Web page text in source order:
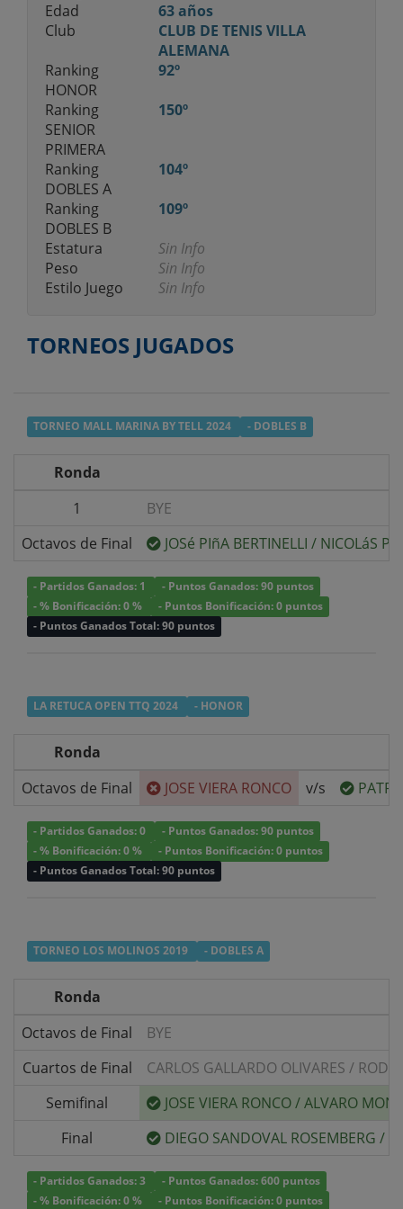
Edad
63 años
Club
CLUB DE TENIS VILLA
ALEMANA
Ranking
HONOR
92º
Ranking
SENIOR
PRIMERA
150º
Ranking
DOBLES A
104º
Ranking
DOBLES B
109º
Estatura
Sin Info
Peso
Sin Info
Estilo Juego
Sin Info
TORNEOS JUGADOS
TORNEO MALL MARINA BY TELL 2024 - DOBLES B
Ronda
1
BYE
Octavos de Final
JOSé PIñA BERTINELLI / NICOLáS
- Partidos Ganados: 1
- Puntos Ganados: 90 puntos
- % Bonificación: 0 %
- Puntos Bonificación: 0 puntos
- Puntos Ganados Total: 90 puntos
LA RETUCA OPEN TTQ 2024 - HONOR
Ronda
Octavos de Final
JOSE VIERA RONCO v/s
- Partidos Ganados: 0
- Puntos Ganados: 90 puntos
- % Bonificación: 0 %
- Puntos Bonificación: 0 puntos
- Puntos Ganados Total: 90 puntos
TORNEO LOS MOLINOS 2019 - DOBLES A
Ronda
Octavos de Final
BYE
Cuartos de Final
CARLOS GALLARDO OLIVARES /
Semifinal
JOSE VIERA RONCO/ALVARO
Final
DIEGO SANDOVAL ROSEMBERG /
- Partidos Ganados: 3
- Puntos Ganados: 600 puntos
- % Bonificación: 0 %
- Puntos Bonificación: 0 puntos